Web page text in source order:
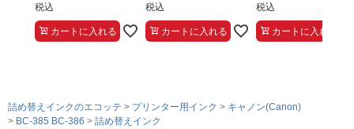
税込
カートに入れる
税込
カートに入れる
税込
カートに入れる
詰め替えインクのエコッテ プリンター用インク
キャノン(Canon)
BC-385 BC-386
詰め替えインク